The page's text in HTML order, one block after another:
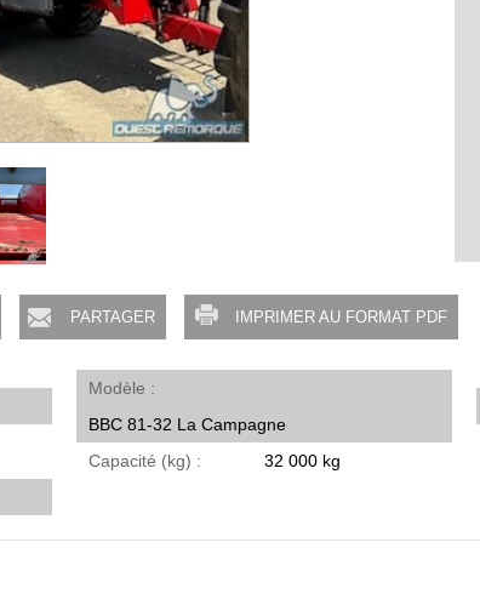
PARTAGER IMPRIMER AU FORMAT PDF
Modèle
BBC 81-32 La Campagne
Capacité (kg) 32 000 kg